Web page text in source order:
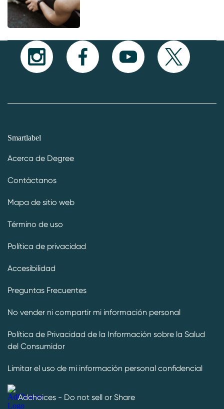
Smartlabel
Acerca de Degree
Contáctanos
Mapa de sitio web
Término de uso
Política de privacidad
Accesibilidad
Preguntas Frecuentes
No vender ni compartir mi información personal
Política de Privacidad de la Información sobre la Salud
del Consumidor
Limitar el uso de mi información personal confidencial
Adchoices - Do not sell or Share